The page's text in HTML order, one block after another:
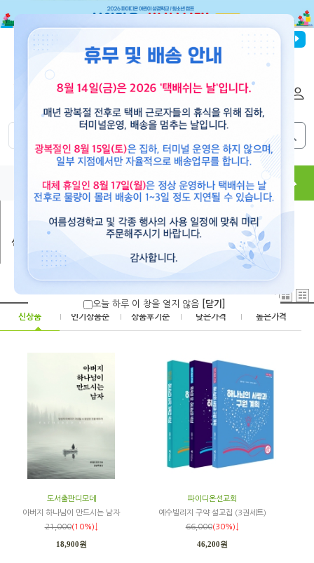
파이디온선교회
도서 뮤직 용품 현수막 콘텐츠
신간도서
신상품 | 인기상품순 | 상품후기순 | 낮은가격 | 높은가격
도서출판디모데
아버지 하나님이 만드시는 남자
21,000(10%)↓
18,900원
파이디온선교회
예수빌리지 구약 설교집 (3권세트)
66,000(30%)↓
46,200원
오늘 하루 이 창을 열지 않음 [닫기]